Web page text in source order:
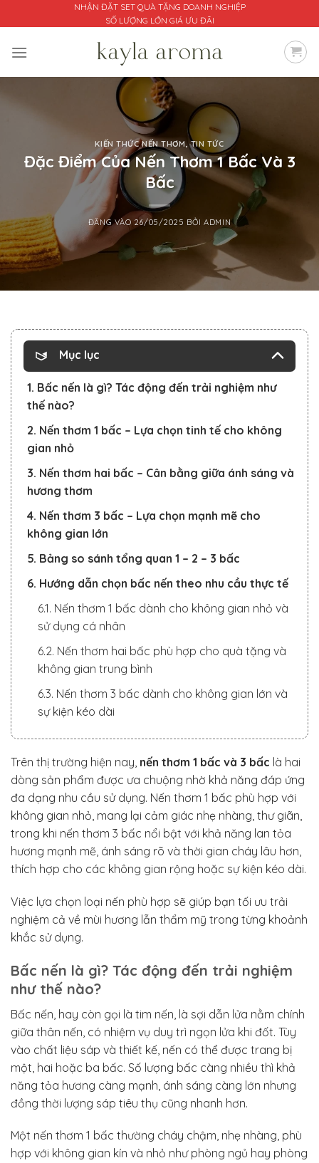
qua
dung
NHẬN ĐẶT SET QUÀ TẶNG DOANH NGHIỆP
SỐ LƯỢNG LỚN GIÁ ƯU ĐÃI
KIẾN THỨC NẾN THƠM,TIN TỨC
Đặc Điểm Của Nến Thơm 1 Bấc Và 3
Bấc
ĐĂNG VÀO 26/05/2025 BỞIADMIN
Mục lục
1. Bấc nến là gì? Tác động đến trải nghiệm như
thế nào?
2. Nến thơm 1 bấc – Lựa chọn tinh tế cho không
gian nhỏ
3. Nến thơm hai bấc – Cân bằng giữa ánh sáng và
hương thơm
4. Nến thơm 3 bấc – Lựa chọn mạnh mẽ cho
không gian lớn
5. Bảng so sánh tổng quan 1 – 2 – 3 bấc
6. Hướng dẫn chọn bấc nến theo nhu cầu thực tế
6.1. Nến thơm 1 bấc dành cho không gian nhỏ và
sử dụng cá nhân
6.2. Nến thơm hai bấc phù hợp cho quà tặng và
không gian trung bình
6.3. Nến thơm 3 bấc dành cho không gian lớn và
sự kiện kéo dài
6.4. Chọn nến theo thói quen và mục đích sử
dụng
Trên thị trường hiện nay, nến thơm 1 bấc và 3 bấc là hai
dòng sản phẩm được ưa chuộng nhờ khả năng đáp ứng
đa dạng nhu cầu sử dụng. Nến thơm 1 bấc phù hợp với
không gian nhỏ, mang lại cảm giác nhẹ nhàng, thư giãn,
trong khi nến thơm 3 bấc nổi bật với khả năng lan tỏa
hương mạnh mẽ, ánh sáng rõ và thời gian cháy lâu hơn,
thích hợp cho các không gian rộng hoặc sự kiện kéo dài.
Việc lựa chọn loại nến phù hợp sẽ giúp bạn tối ưu trải
nghiệm cả về mùi hương lẫn thẩm mỹ trong từng khoảnh
khắc sử dụng.
Bấc nến là gì? Tác động đến trải nghiệm
như thế nào?
Bấc nến, hay còn gọi là tim nến, là sợi dẫn lửa nằm chính
giữa thân nến, có nhiệm vụ duy trì ngọn lửa khi đốt. Tùy
vào chất liệu sáp và thiết kế, nến có thể được trang bị
một, hai hoặc ba bấc. Số lượng bấc càng nhiều thì khả
năng tỏa hương càng mạnh, ánh sáng càng lớn nhưng
đồng thời lượng sáp tiêu thụ cũng nhanh hơn.
Một nến thơm 1 bấc thường cháy chậm, nhẹ nhàng, phù
hợp với không gian kín và nhỏ như phòng ngủ hay phòng